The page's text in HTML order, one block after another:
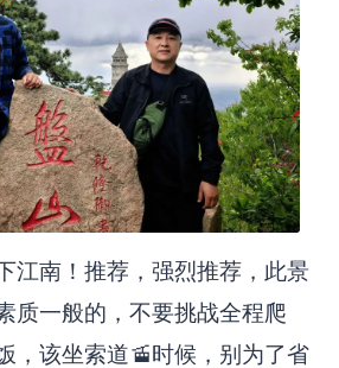
江南！推荐，强烈推荐，此景
质一般的，不要挑战全程爬
，该坐索道🚡时候，别为了省